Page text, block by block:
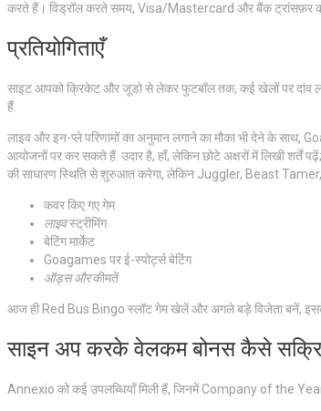
करते हैं। विड्रॉल करते समय, Visa/Mastercard और बैंक ट्रांसफ़र को
प्रतियोगिताएँ
साइट आपको क्रिकेट और जूडो से लेकर फुटबॉल तक, कई खेलों पर दांव
हैं.
लाइव और इन-प्ले परिणामों का अनुमान लगाने का मौका भी देने के
आयोजनों पर कर सकते हैं. उदार है, हाँ, लेकिन छोटे अक्षरों में लिखी
की साधारण स्थिति से शुरुआत करेगा, लेकिन Juggler, Beast
कवर किए गए गेम
लाइवस्ट्रीमिंग
बेटिंग मार्केट
Goagames पर ई-स्पोर्ट्स बेटिंग
ऑड्स औरकीमतें
आज ही Red Bus Bingo स्लॉट गेम खेलें और अगले बड़े विजेता बनें,
साइन अप करके वेलकम बोनस कैसे
Annexio को कई उपलब्धियाँ मिली हैं, जिनमें Company of the